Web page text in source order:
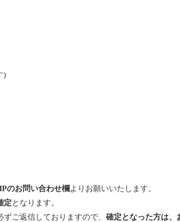
)
のお問い合わせ欄よりお願いいたします。
定となります。
ご返信しておりますので、 確定となった方は、